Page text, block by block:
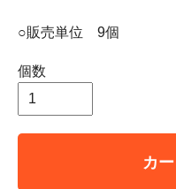
○販売単位 9個
個数
カ